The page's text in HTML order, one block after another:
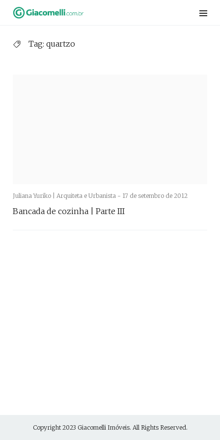
Skip
Tag: quartzo
Juliana Yuriko | Arquiteta e Urbanista - 17 de setembro de 2012
Bancada de cozinha | Parte III
Copyright 2023 Giacomelli Imóveis. All Rights Reserved.